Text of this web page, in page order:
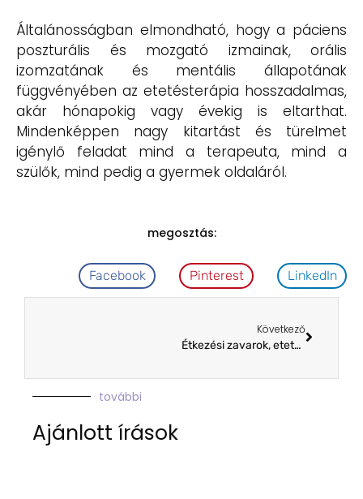
Általánosságban elmondható, hogy a páciens
poszturális és mozgató izmainak, orális
izomzatának és mentális állapotának
függvényében az etetésterápia hosszadalmas,
akár hónapokig vagy évekig is eltarthat.
Mindenképpen nagy kitartást és türelmet
igénylő feladat mind a terapeuta, mind a
szülők, mind pedig a gyermek oldaláról.
megosztás:
Facebook Pinterest LinkedIn
Következő
Étkezési zavarok, etetésterápia
további
Ajánlott írások